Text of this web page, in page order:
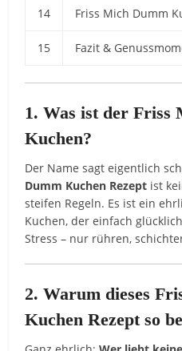
14 Friss Mich Dumm
15 Fazit &
1. Was ist der Friss
Kuchen?
Der Name sagt eigentlich
Dumm Kuchen Rezept ist
steifen Regeln. Es ist ein
Kuchen, der einfach
Stress – nur rühren,
2. Warum dieses
Kuchen Rezept so